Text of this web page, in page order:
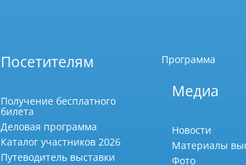
Посетителям
Получение бесплатного
билета
Деловая программа
Каталог участников 2026
Путеводитель выставки
Программа
Медиа
Новости
Материалы
Фото